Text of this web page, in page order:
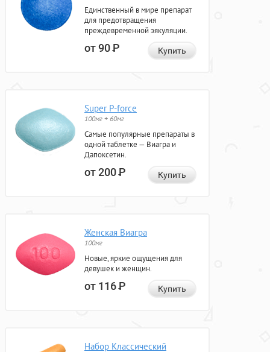
Единственный в мире препарат
для предотвращения
преждевременной эякуляции.
от 90Р Купить
Super P-force
100мг + 60мг
Самые популярные препараты в
одной таблетке — Виагра и
Дапоксетин.
от 200Р Купить
Женская Виагра
100мг
Новые, яркие ощущения для
девушек и женщин.
от 116Р Купить
Набор Классический